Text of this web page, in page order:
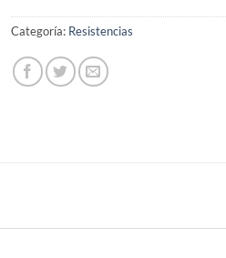
Categoría: Resistencias